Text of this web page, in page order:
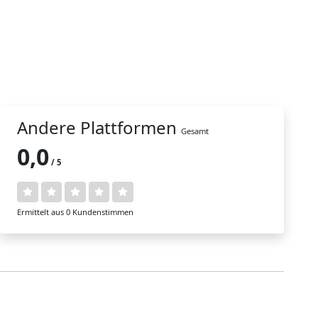
Andere Plattformen Gesamt
0,0 / 5
Ermittelt aus 0 Kundenstimmen